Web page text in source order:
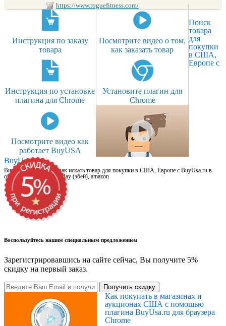
https://www.roguefitness.com/
Инструкция по заказу
товара
Посмотрите видео о том,
как заказать товар
Инструкция по установке
плагина для Chrome
Установите плагин для
Chrome
Посмотрите видео как
работает BuyUSA
Поиск
товара
для
покупки
в США,
Европе с
BuyUsa.ru
Видео для новичков: как искать товар для покупки в США, Европе с BuyUsa.ru в
онлайн магазинах, на eBay (эбей), amazon
Воспользуйтесь нашим специальным предложением
Зарегистрировавшись на сайте сейчас, Вы получите 5%
скидку на первый заказ.
Получить скидку
Как покупать в магазинах и
аукционах США с помощью
плагина BuyUsa.ru для браузера
Chrome